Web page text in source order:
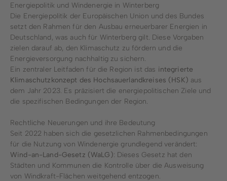
Bauhof
Schwimmbad
Energiepolitik und Windenergie in Winterberg
Die Energiepolitik der Europäischen Union und des Bundes
setzt den Rahmen für den Ausbau erneuerbarer Energien in
Deutschland, was auch für Winterberg gilt. Diese Vorgaben
zielen darauf ab, den Klimaschutz zu fördern und die
Energieversorgung nachhaltig zu sichern.
Ein zentraler Leitfaden für die Region ist das integrierte
Klimaschutzkonzept des Hochsauerlandkreises (HSK) aus
dem Jahr 2023. Es präzisiert die energiepolitischen Ziele und
die spezifischen Bedingungen der Region.
Rechtliche Neuerungen und ihre Bedeutung
Seit 2022 haben sich die gesetzlichen Rahmenbedingungen
für die Nutzung von Windenergie grundlegend verändert:
Wind-an-Land-Gesetz (WaLG): Dieses Gesetz hat den
Städten und Kommunen die Kontrolle über die Ausweisung
von Windkraft-Flächen weitgehend entzogen.